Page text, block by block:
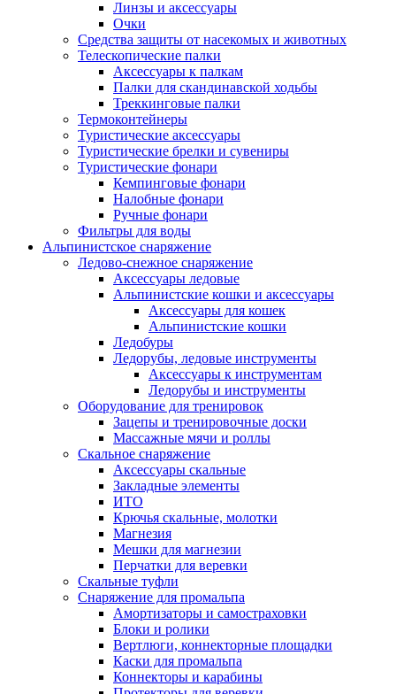
Линзы и аксессуары
Очки
Средства защиты от насекомых и животных
Телескопические палки
Аксессуары к палкам
Палки для скандинавской ходьбы
Треккинговые палки
Термоконтейнеры
Туристические аксессуары
Туристические брелки и сувениры
Туристические фонари
Кемпинговые фонари
Налобные фонари
Ручные фонари
Фильтры для воды
Альпинистское снаряжение
Ледово-снежное снаряжение
Аксессуары ледовые
Альпинистские кошки и аксессуары
Аксессуары для кошек
Альпинистские кошки
Ледобуры
Ледорубы, ледовые инструменты
Аксессуары к инструментам
Ледорубы и инструменты
Оборудование для тренировок
Зацепы и тренировочные доски
Массажные мячи и роллы
Скальное снаряжение
Аксессуары скальные
Закладные элементы
ИТО
Крючья скальные, молотки
Магнезия
Мешки для магнезии
Перчатки для веревки
Скальные туфли
Снаряжение для промальпа
Амортизаторы и самостраховки
Блоки и ролики
Вертлюги, коннекторные площадки
Каски для промальпа
Коннекторы и карабины